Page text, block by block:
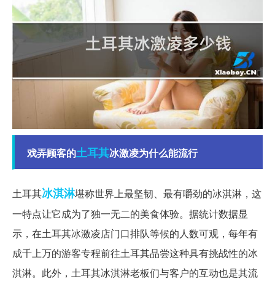
戏弄顾客的土耳其冰激凌为什么能流行
土耳其冰淇淋堪称世界上最坚韧、最有嚼劲的冰淇淋，这
一特点让它成为了独一无二的美食体验。据统计数据显
示，在土耳其冰激凌店门口排队等候的人数可观，每年有
成千上万的游客专程前往土耳其品尝这种具有挑战性的冰
淇淋。此外，土耳其冰淇淋老板们与客户的互动也是其流